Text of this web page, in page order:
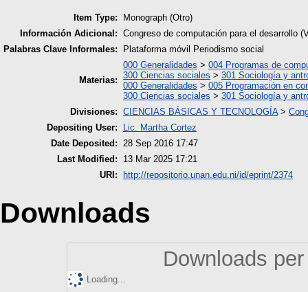
Item Type:
Monograph (Otro)
Información Adicional: Congreso de computación para el desarrollo
Palabras Clave Informales:
Plataforma móvil Periodismo social
Materias:
000 Generalidades > 004 Programas de
300 Ciencias sociales > 301 Sociología y
000 Generalidades > 005 Programación en
300 Ciencias sociales > 301 Sociología y
Divisiones: CIENCIAS BÁSICAS Y TECNOLOGÍA>
Depositing User:
Lic. Martha Cortez
Date Deposited:
28 Sep 2016 17:47
Last Modified:
13 Mar 2025 17:21
URI:
http://repositorio.unan.edu.ni/id/eprint/2374
Downloads
Downloads
Loading...